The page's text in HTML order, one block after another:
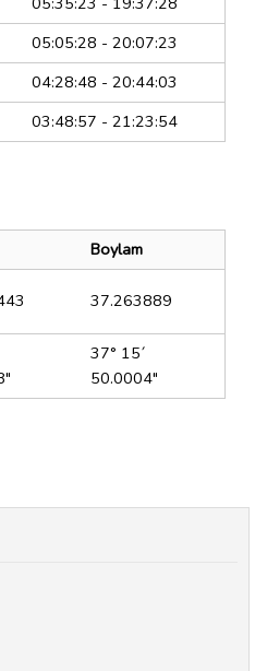
05:05:28 - 20:07:23
04:28:48 - 20:44:03
03:48:57 - 21:23:54
Boylam
37.263889
37° 15´
50.0004"